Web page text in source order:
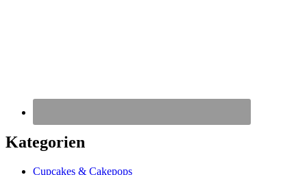
Kategorien
Cupcakes & Cakepops